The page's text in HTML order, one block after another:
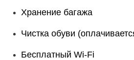
Хранение багажа
Чистка обуви
Бесплатный Wi-Fi